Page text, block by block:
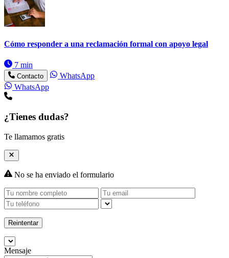
Cómo responder a una reclamación formal con apoyo legal
7 min
Contacto
WhatsApp
WhatsApp
¿Tienes dudas?
Te llamamos gratis
No se ha enviado el formulario
Reintentar
Mensaje